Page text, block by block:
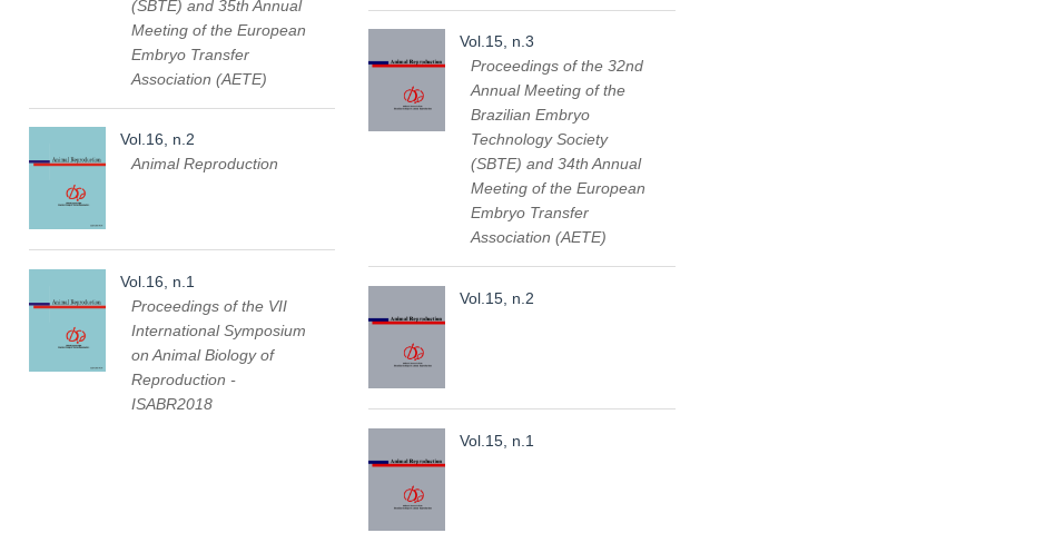
(SBTE) and 35th Annual
Meeting of the European
Embryo Transfer
Association (AETE)
Vol.16, n.2
Animal Reproduction
Vol.16, n.1
Proceedings of the VII
International Symposium
on Animal Biology of
Reproduction -
ISABR2018
Vol.15, n.3
Proceedings of the 32nd
Annual Meeting of the
Brazilian Embryo
Technology Society
(SBTE) and 34th Annual
Meeting of the European
Embryo Transfer
Association (AETE)
Vol.15, n.2
Vol.15, n.1